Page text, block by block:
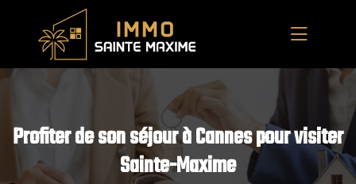
Profiter de son séjour à Cannes pour visiter
Sainte-Maxime